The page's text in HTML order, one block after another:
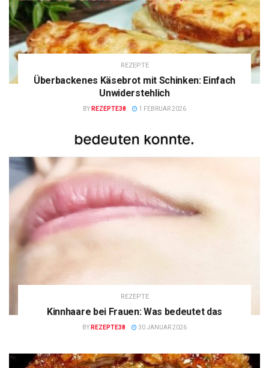
REZEPTE
Überbackenes Käsebrot mit Schinken: Einfach
Unwiderstehlich
BY REZEPTE38 1 FEBRUAR 2026
REZEPTE
Kinnhaare bei Frauen: Was bedeutet das
BY REZEPTE38 30 JANUAR 2026